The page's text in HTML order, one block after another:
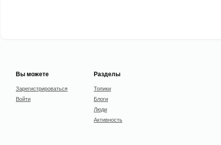
Вы можете
Зарегистрироваться
Войти
Разделы
Топики
Блоги
Люди
Активность